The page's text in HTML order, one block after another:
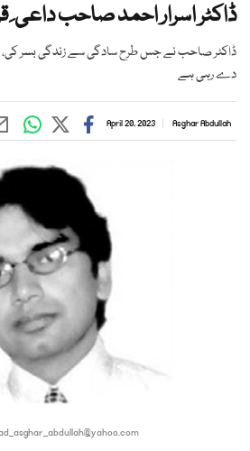
ڈاکٹر اسرار احمد صاحب داعی
ڈاکٹر صاحب نے جس طرح سادگی سے زندگی بسر کی،
دے رہی ہے
Asghar Abdullah
April 20, 2023